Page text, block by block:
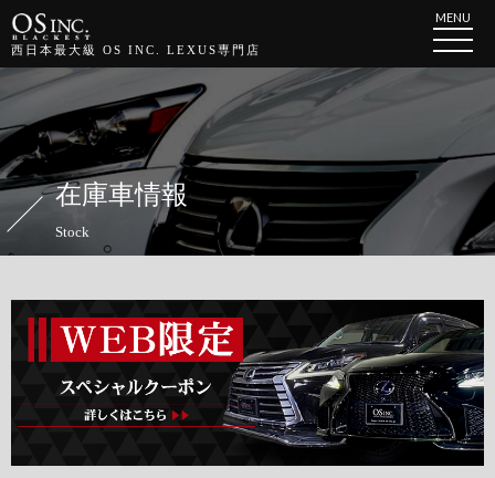
西日本最大級 OS INC. LEXUS専門店
MENU
在庫車情報
Stock